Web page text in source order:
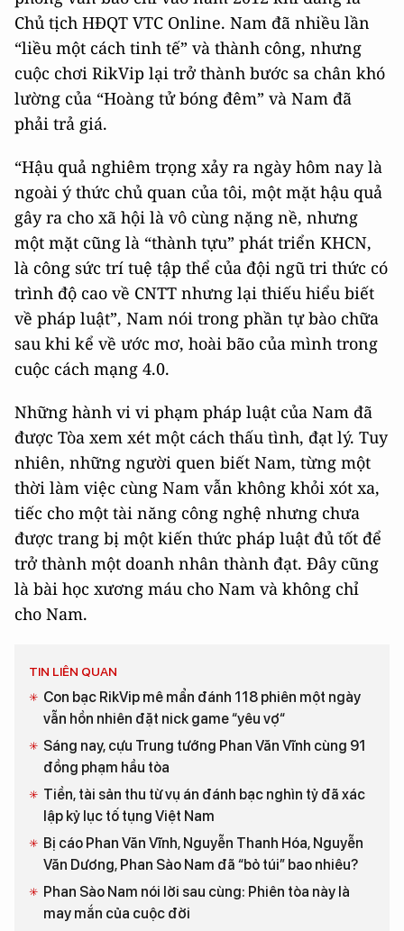
Chủ tịch HĐQT VTC Online. Nam đã nhiều lần
“liều một cách tinh tế” và thành công, nhưng
cuộc chơi RikVip lại trở thành bước sa chân khó
lường của “Hoàng tử bóng đêm” và Nam đã
phải trả giá.
“Hậu quả nghiêm trọng xảy ra ngày hôm nay là
ngoài ý thức chủ quan của tôi, một mặt hậu quả
gây ra cho xã hội là vô cùng nặng nề, nhưng
một mặt cũng là “thành tựu” phát triển KHCN,
là công sức trí tuệ tập thể của đội ngũ tri thức có
trình độ cao về CNTT nhưng lại thiếu hiểu biết
về pháp luật”, Nam nói trong phần tự bào chữa
sau khi kể về ước mơ, hoài bão của mình trong
cuộc cách mạng 4.0.
Những hành vi vi phạm pháp luật của Nam đã
được Tòa xem xét một cách thấu tình, đạt lý. Tuy
nhiên, những người quen biết Nam, từng một
thời làm việc cùng Nam vẫn không khỏi xót xa,
tiếc cho một tài năng công nghệ nhưng chưa
được trang bị một kiến thức pháp luật đủ tốt để
trở thành một doanh nhân thành đạt. Đây cũng
là bài học xương máu cho Nam và không chỉ
cho Nam.
TIN LIÊN QUAN
Con bạc RikVip mê mẩn đánh 118 phiên một ngày
vẫn hồn nhiên đặt nick game “yêu vợ“
Sáng nay, cựu Trung tướng Phan Văn Vĩnh cùng 91
đồng phạm hầu tòa
Tiền, tài sản thu từ vụ án đánh bạc nghìn tỷ đã xác
lập kỷ lục tố tụng Việt Nam
Bị cáo Phan Văn Vĩnh, Nguyễn Thanh Hóa, Nguyễn
Văn Dương, Phan Sào Nam đã “bỏ túi” bao nhiêu?
Phan Sào Nam nói lời sau cùng: Phiên tòa này là
may mắn của cuộc đời